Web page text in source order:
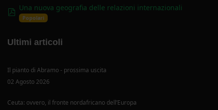
pdf
Una nuova geografia delle relazioni internazionali
Popolari
Ultimi articoli
Il pianto di Abramo - prossima uscita
02 Agosto 2026
Ceuta: ovvero, il fronte nordafricano dell’Europa